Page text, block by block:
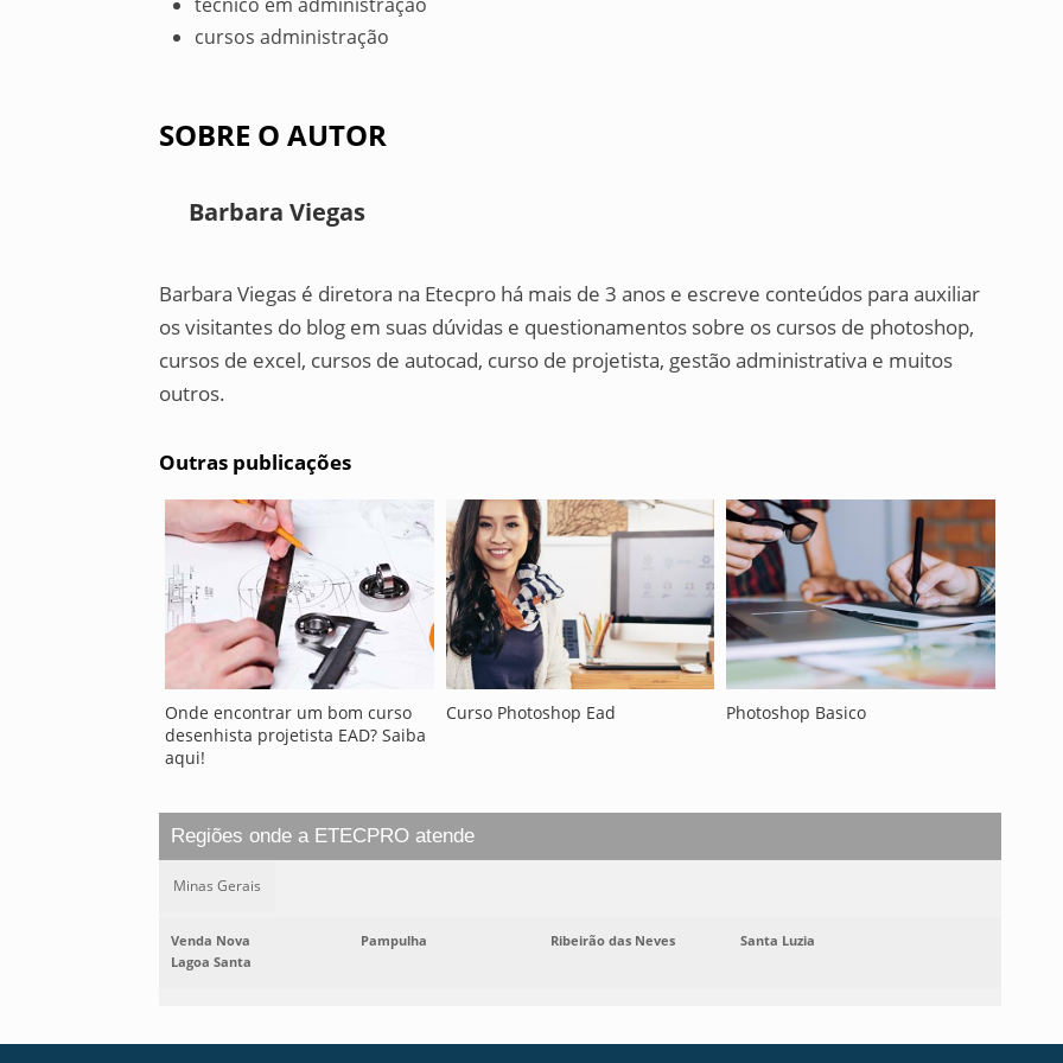
cursos administração
SOBRE O AUTOR
Barbara Viegas
Barbara Viegas é diretora na Etecpro há mais de 3 anos e escreve conteúdos para auxiliar
os visitantes do blog em suas dúvidas e questionamentos sobre os cursos de photoshop,
cursos de excel, cursos de autocad, curso de projetista, gestão administrativa e muitos
outros.
Outras publicações
Onde encontrar um bom curso
desenhista projetista EAD? Saiba
aqui!
Curso Photoshop Ead Photoshop Basico
Regiões onde a ETECPRO atende
Minas Gerais
Venda Nova Pampulha Ribeirão das Neves
Santa Luzia
Lagoa Santa